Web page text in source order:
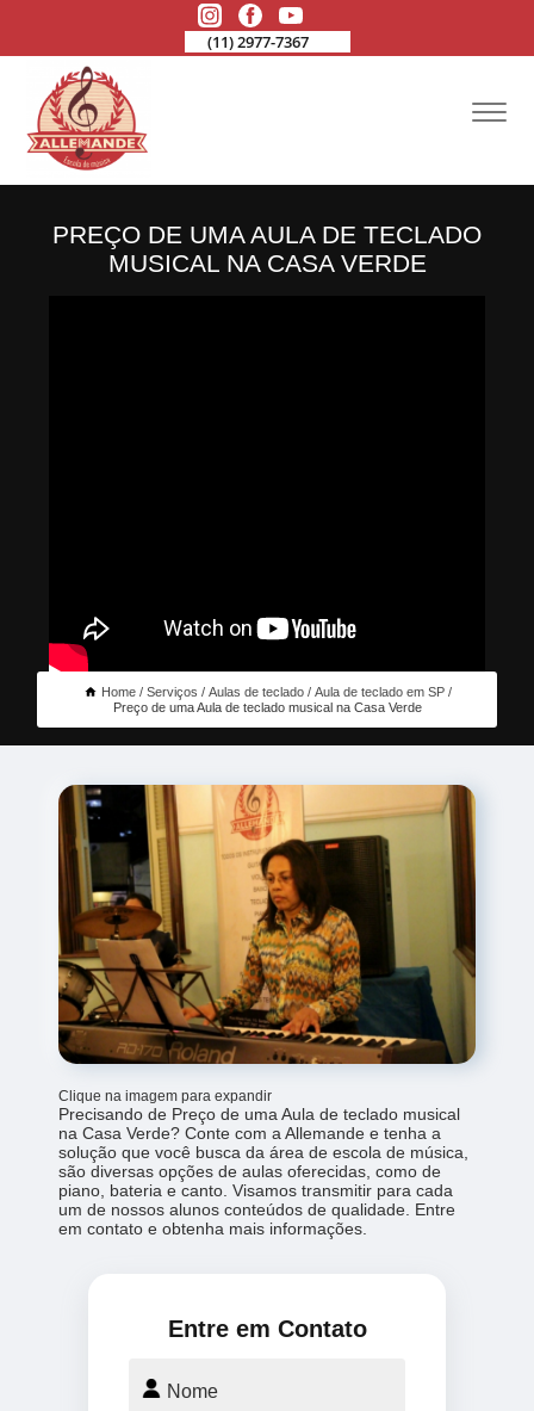
(11) 2977-7367
PREÇO DE UMA AULA DE TECLADO
MUSICAL NA CASA VERDE
Home Serviços Aulas de teclado
Aula de teclado em SP
Preço de uma Aula de teclado musical na Casa Verde
Clique na imagem para expandir
Precisando de Preço de uma Aula de teclado musical
na Casa Verde? Conte com a Allemande e tenha a
solução que você busca da área de escola de música,
são diversas opções de aulas oferecidas, como de
piano, bateria e canto. Visamos transmitir para cada
um de nossos alunos conteúdos de qualidade. Entre
em contato e obtenha mais informações.
Entre em Contato